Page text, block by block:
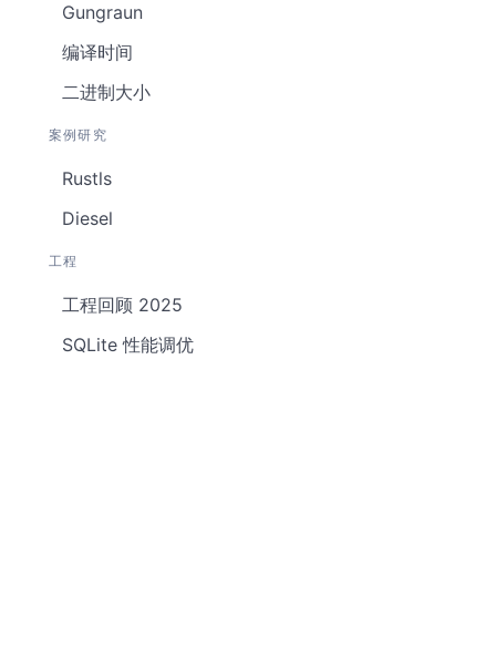
Gungraun
编译时间
二进制大小
案例研究
Rustls
Diesel
工程
工程回顾 2025
SQLite 性能调优